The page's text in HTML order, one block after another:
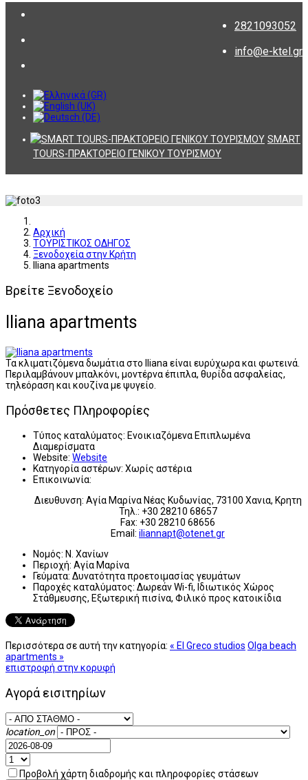
2821093052
info@e-ktel.gr
SMART
TOURS-ΠΡΑΚΤΟΡΕΙΟ ΓΕΝΙΚΟΥ ΤΟΥΡΙΣΜΟΥ
Αρχική
ΤΟΥΡΙΣΤΙΚΟΣ ΟΔΗΓΟΣ
Ξενοδοχεία στην Κρήτη
Iliana apartments
Βρείτε Ξενοδοχείο
Iliana apartments
Τα κλιματιζόμενα δωμάτια στο Iliana είναι ευρύχωρα και φωτεινά.
Περιλαμβάνουν μπαλκόνι, μοντέρνα έπιπλα, θυρίδα ασφαλείας,
τηλεόραση και κουζίνα με ψυγείο.
Πρόσθετες Πληροφορίες
Τύπος καταλύματος: Ενοικιαζόμενα Επιπλωμένα
Διαμερίσματα
Website: Website
Κατηγορία αστέρων: Χωρίς αστέρια
Επικοινωνία:
Διευθυνση: Αγία Μαρίνα Νέας Κυδωνίας, 73100 Χανια, Κρητη
Τηλ.: +30 28210 68657
Fax: +30 28210 68656
Email: iliannapt@otenet.gr
Νομός: Ν. Χανίων
Περιοχή: Αγία Μαρίνα
Γεύματα: Δυνατότητα προετοιμασίας γευμάτων
Παροχές καταλύματος: Δωρεάν Wi-fi, Ιδιωτικός Χώρος
Στάθμευσης, Εξωτερική πισίνα, Φιλικό προς κατοικίδια
Περισσότερα σε αυτή την κατηγορία: « El Greco studios Olga beach
apartments »
επιστροφή στην κορυφή
Αγορά εισιτηρίων
location_on
Προβολή χάρτη διαδρομής και πληροφορίες στάσεων